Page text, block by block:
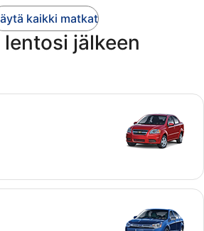
kaikki matkat
jälkeen
Spark